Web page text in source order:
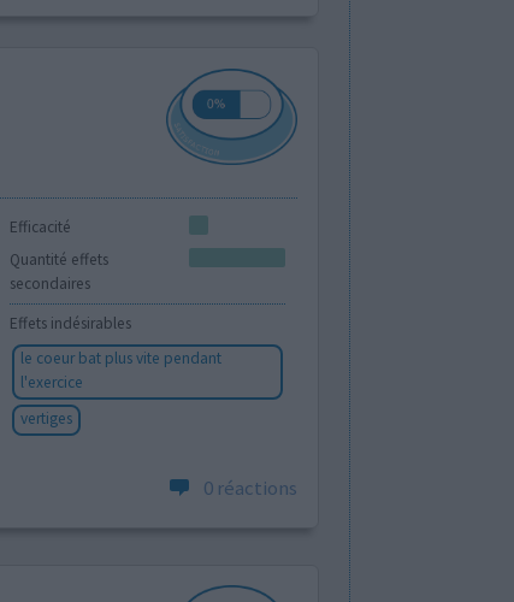
Efficacité
Quantité effets
secondaires
Effets indésirables
le coeur bat plus vite pendant
l'exercice
vertiges
0 réactions